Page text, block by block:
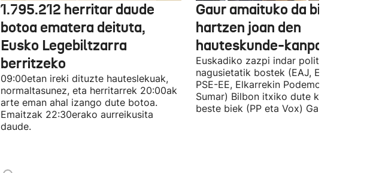
1.795.212 herritar daude
botoa ematera deituta,
Eusko Legebiltzarra
berritzeko
09:00etan ireki dituzte hauteslekuak,
normaltasunez, eta herritarrek 20:00ak
arte eman ahal izango dute botoa.
Emaitzak 22:30erako aurreikusita
daude.
Gaur amaituko da
hartzen joan den
hauteskunde-kanpaina
Euskadiko zazpi indar politiko
nagusietatik bostek (EAJ, EH Bildu,
PSE-EE, Elkarrekin Podemos eta
Sumar) Bilbon itxiko dute kanpaina,
beste biek (PP eta Vox) Gasteizen.